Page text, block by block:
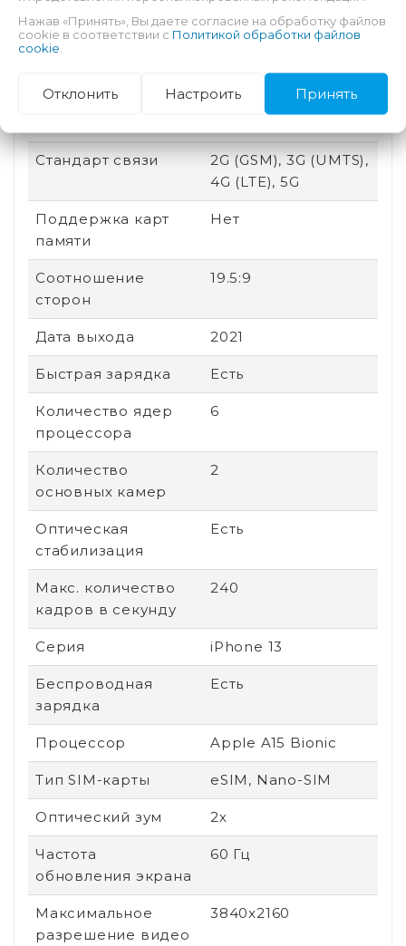
Степень защиты (IP) IP68
память
Стандарт связи
2G (GSM), 3G (UMTS),
4G (LTE), 5G
Поддержка карт
памяти
Нет
Соотношение
сторон
19.5:9
Дата выхода 2021
Быстрая зарядка Есть
Количество ядер
процессора
6
Количество
основных камер
2
Оптическая
стабилизация
Есть
Макс. количество
кадров в секунду
240
Серия iPhone 13
Беспроводная
зарядка
Есть
Процессор Apple A15 Bionic
Тип SIM-карты eSIM, Nano-SIM
Оптический зум 2х
Частота
обновления экрана
60 Гц
Максимальное
разрешение видео
3840x2160
Нажав «Принять», Вы даете согласие на обработку файлов
cookie в соответствии с Политикой обработки файлов
cookie
Отклонить Настроить Принять